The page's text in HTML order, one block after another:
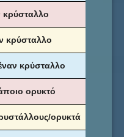
κρύσταλλο
κρύσταλλο
κρύσταλλο
ορυκτό
ορυκτά